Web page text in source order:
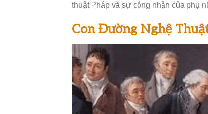
thuật Pháp và sự công nhận của phụ
Con Đường Nghệ